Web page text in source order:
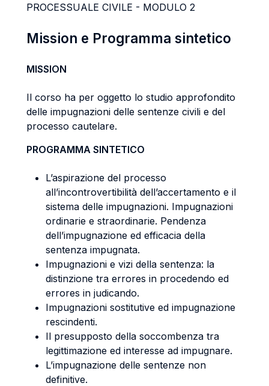
PROCESSUALE CIVILE - MODULO 2
Mission e Programma sintetico
MISSION
Il corso ha per oggetto lo studio approfondito
delle impugnazioni delle sentenze civili e del
processo cautelare.
PROGRAMMA SINTETICO
L’aspirazione del processo
all’incontrovertibilità dell’accertamento e il
sistema delle impugnazioni. Impugnazioni
ordinarie e straordinarie. Pendenza
dell’impugnazione ed efficacia della
sentenza impugnata.
Impugnazioni e vizi della sentenza: la
distinzione tra errores in procedendo ed
errores in judicando.
Impugnazioni sostitutive ed impugnazione
rescindenti.
Il presupposto della soccombenza tra
legittimazione ed interesse ad impugnare.
L’impugnazione delle sentenze non
definitive.